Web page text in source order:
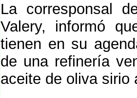
La corresponsal
Valery, informó
tienen en su
de una refinería
aceite de oliva sirio